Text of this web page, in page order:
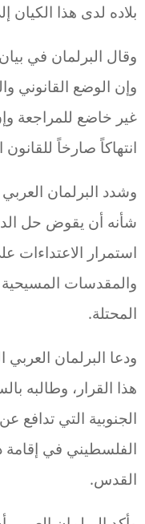
بلاده لدى هذا الكيان
وقال البرلمان في
وإن الوضع القانوني
غير خاضع للمراجعة
انتهاكاً صارخاً للقانون
وشدد البرلمان
شأنه أن يقوض حل
استمرار
والمقدسات
المحتلة.
ودعا البرلمان
هذا القرار، وطالبه
الجنوبية التي
الفلسطيني في إقامة
القدس.